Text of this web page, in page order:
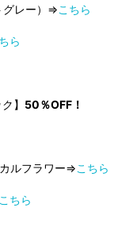
グレー）⇒こちら
ら
】 50％OFF！
ルフラワー⇒こちら
こちら